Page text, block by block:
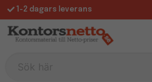
1-2 dagars leverans
Fri frakt över 995 kr